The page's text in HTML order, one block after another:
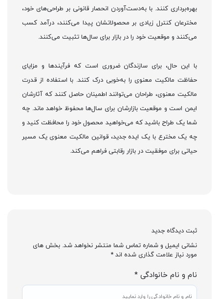
بهره‌برداری کنند. با به‌دست‌آوردن انحصار قانونی بر طراحی‌های خود،
مخترعان کنترل زیادی بر محصولاتشان پیدا می‌کنند، درآمد کسب
می‌کنند و موقعیت خود را در بازار برای سال‌ها تثبیت می‌کنند.
با این حال، برای سازندگان ضروری است که فرآیندها و مزایای
حفاظت مالکیت معنوی را به‌خوبی درک کنند. با استفاده از قدرت
مالکیت معنوی، طراحان می‌توانند اطمینان حاصل کنند که آثارشان
ایمن است و موقعیت بازارشان برای سال‌ها محفوظ خواهد ماند. چه
شما یک طراح باشید که می‌خواهید محصول خود را محافظت کنید و
چه یک مخترع با یک ایده جدید، قوانین مالکیت معنوی یک مسیر
حیاتی برای موفقیت در بازار رقابتی فراهم می‌کند.
ثبت دیدگاه جدید
نشانی ایمیل و شماره تماس شما منتشر نخواهد شد. بخش های
مورد نیاز علامت گذاری شده اند *
نام و نام خانوادگی *